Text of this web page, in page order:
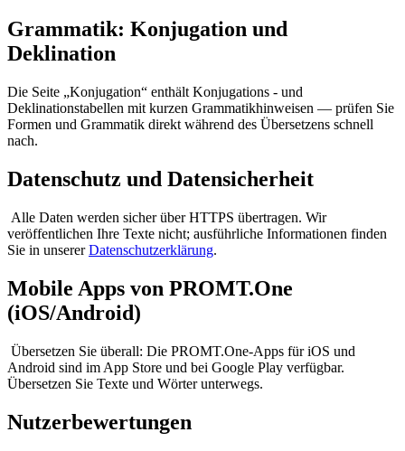
Grammatik: Konjugation und
Deklination
Die Seite „Konjugation“ enthält Konjugations - und
Deklinationstabellen mit kurzen Grammatikhinweisen — prüfen Sie
Formen und Grammatik direkt während des Übersetzens schnell
nach.
Datenschutz und Datensicherheit
Alle Daten werden sicher über HTTPS übertragen. Wir
veröffentlichen Ihre Texte nicht; ausführliche Informationen finden
Sie in unsererDatenschutzerklärung.
Mobile Apps von PROMT.One
(iOS/Android)
Übersetzen Sie überall: Die PROMT.One-Apps für iOS und
Android sind im App Store und bei Google Play verfügbar.
Übersetzen Sie Texte und Wörter unterwegs.
Nutzerbewertungen